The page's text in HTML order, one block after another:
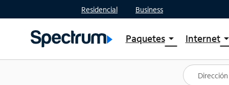
Residencial Business
Paquetesarrow_drop_down
Ver paquetes
Spectrum One
Internetarrow_drop_down
Planes